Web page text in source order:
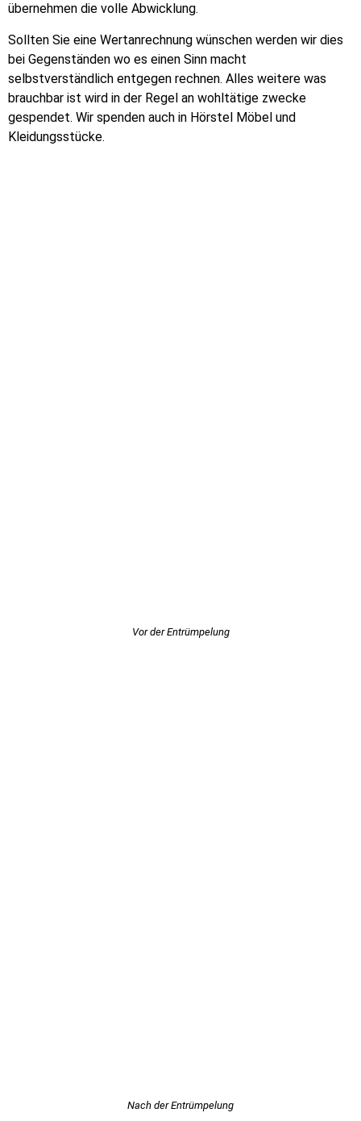
übernehmen die volle Abwicklung.
Sollten Sie eine Wertanrechnung wünschen werden wir dies
bei Gegenständen wo es einen Sinn macht
selbstverständlich entgegen rechnen. Alles weitere was
brauchbar ist wird in der Regel an wohltätige zwecke
gespendet. Wir spenden auch in Hörstel Möbel und
Kleidungsstücke.
Vor der Entrümpelung
Nach der Entrümpelung